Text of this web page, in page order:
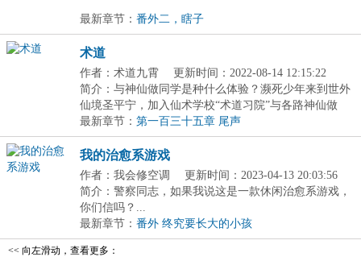
最新章节： 番外二，瞎子
术道
作者：术道九霄
更新时间：2022-08-14 12:15:22
简介：与神仙做同学是种什么体验？濒死少年来到世外
仙境圣平宁，加入仙术学校“术道习院”与各路神仙做
同...
最新章节： 第一百三十五章 尾声
我的治愈系游戏
作者：我会修空调
更新时间：2023-04-13 20:03:56
简介：警察同志，如果我说这是一款休闲治愈系游戏，
你们信吗？...
最新章节： 番外 终究要长大的小孩
<< 向左滑动，查看更多：